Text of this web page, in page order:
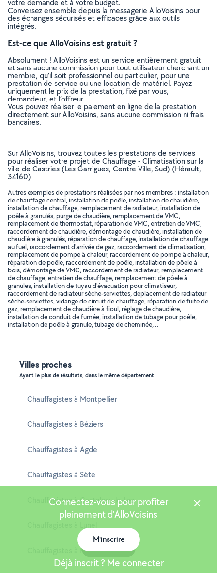
votre demande et à votre budget.
Conversez ensemble depuis la messagerie AlloVoisins pour
des échanges sécurisés et efficaces grâce aux outils
intégrés.
Est-ce que AlloVoisins est gratuit ?
Absolument ! AlloVoisins est un service entièrement gratuit
et sans aucune commission pour tout utilisateur cherchant un
membre, qu’il soit professionnel ou particulier, pour une
prestation de service ou une location de matériel. Payez
uniquement le prix de la prestation, fixé par vous,
demandeur, et l’offreur.
Vous pouvez réaliser le paiement en ligne de la prestation
directement sur AlloVoisins, sans aucune commission ni frais
bancaires.
Sur AlloVoisins, trouvez toutes les prestations de services
pour réaliser votre projet de Chauffage - Climatisation sur la
ville de Castries (Les Garrigues, Centre Ville, Sud) (Hérault,
34160)
Autres exemples de prestations réalisées par nos membres : installation
de chauffage central, installation de poêle, installation de chaudière,
installation de chauffage, remplacement de radiateur, installation de
poêle à granulés, purge de chaudière, remplacement de VMC,
remplacement de thermostat, réparation de VMC, entretien de VMC,
raccordement de chaudière, démontage de chaudière, installation de
chaudière à granulés, réparation de chauffage, installation de chauffage
au fuel, raccordement d'arrivée de gaz, raccordement de climatisation,
remplacement de pompe à chaleur, raccordement de pompe à chaleur,
réparation de poêle, raccordement de poêle, installation de pôele à
bois, démontage de VMC, raccordement de radiateur, remplacement
de chauffage, entretien de chauffage, remplacement de pôele à
granules, installation de tuyau d'évacuation pour climatiseur,
raccordement de radiateur sèche-serviettes, déplacement de radiateur
sèche-serviettes, vidange de circuit de chauffage, réparation de fuite de
gaz, remplacement de chaudière à fioul, réglage de chaudière,
installation de conduit de fumée, installation de tubage pour poêle,
installation de poêle à granule, tubage de cheminée, ..
Villes proches
Ayant le plus de résultats, dans le même département
Chauffagistes à Montpellier
Chauffagistes à Béziers
Chauffagistes à Agde
Chauffagistes à Sète
Chauffagistes à Castelnau-le-Lez
Chauffagistes à Frontignan
Connectez-vous pour profiter
pleinement d'AlloVoisins
M'inscrire
Déjà inscrit ? Me connecter